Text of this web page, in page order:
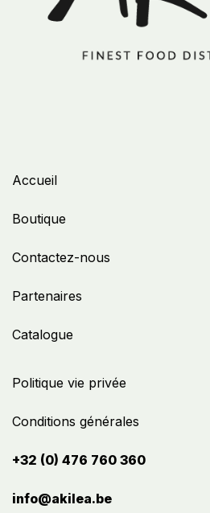
Politique vie privée
Conditions générales
+32 (0) 476 760 360
info@akilea.be​
Accueil
Boutique
Contactez-nous
Partenaires
Catalogue